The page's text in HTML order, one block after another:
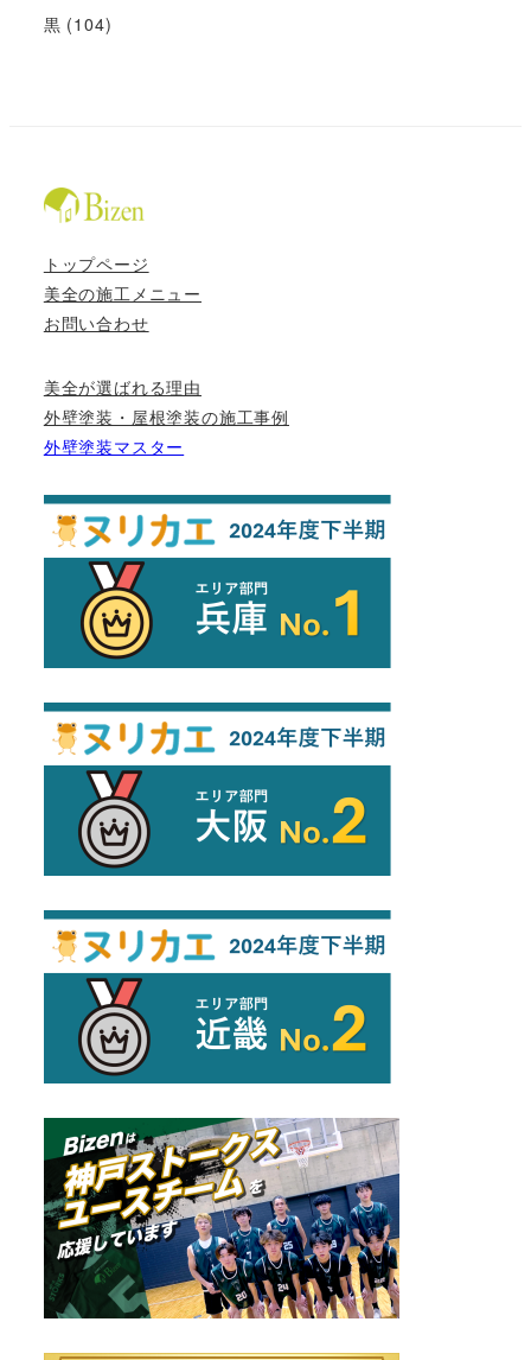
黒 (104)
トップページ
美全の施工メニュー
お問い合わせ
美全が選ばれる理由
外壁塗装・屋根塗装の施工事例
外壁塗装マスター